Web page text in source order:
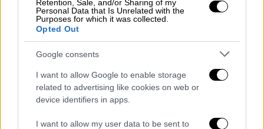
Retention, Sale, and/or Sharing of my
Personal Data that Is Unrelated with the
Purposes for which it was collected.
Opted Out
Google consents
I want to allow Google to enable storage
related to advertising like cookies on web or
device identifiers in apps.
I want to allow my user data to be sent to